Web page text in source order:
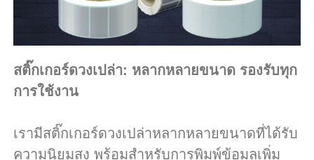
สติ๊กเกอร์ดวงเปล่า: หลากหลายขนาด รองรับทุก
การใช้งาน
เรามีสติ๊กเกอร์ดวงเปล่าหลากหลายขนาดที่ได้รับ
ความนิยมสูง พร้อมสำหรับการพิมพ์ข้อมูลเพิ่ม